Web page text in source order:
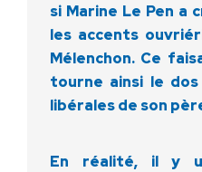
si Marine Le Pen a
les accents
Mélenchon. Ce
tourne ainsi le
libérales de son
En réalité, il y